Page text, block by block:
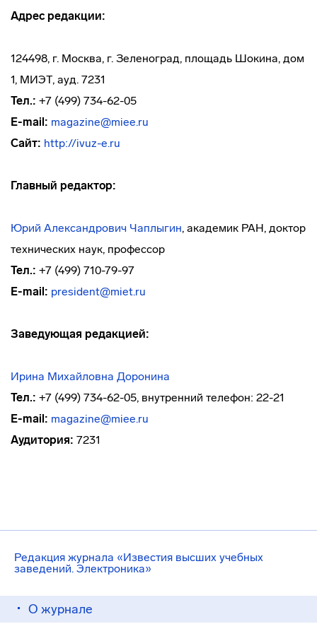
Редакция журнала «Известия высших учебных
заведений. Электроника»
О журнале
Адрес редакции:
124498, г. Москва, г. Зеленоград, площадь Шокина, дом
1, МИЭТ, ауд. 7231
Тел.: +7 (499) 734-62-05
E-mail: magazine@miee.ru
Сайт: http://ivuz-e.ru
Главный редактор:
Юрий Александрович Чаплыгин, академик РАН, доктор
технических наук, профессор
Тел.: +7 (499) 710-79-97
E-mail: president@miet.ru
Заведующая редакцией:
Ирина Михайловна Доронина
Тел.: +7 (499) 734-62-05, внутренний телефон: 22-21
E-mail: magazine@miee.ru
Аудитория: 7231